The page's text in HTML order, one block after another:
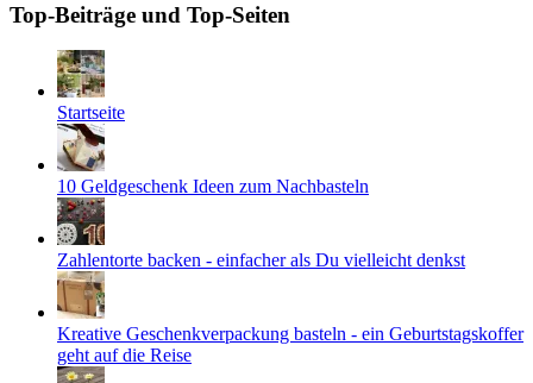
Top-Beiträge und Top-Seiten
Startseite
10 Geldgeschenk Ideen zum Nachbasteln
Zahlentorte backen - einfacher als Du vielleicht denkst
Kreative Geschenkverpackung basteln - ein Geburtstagskoffer
geht auf die Reise